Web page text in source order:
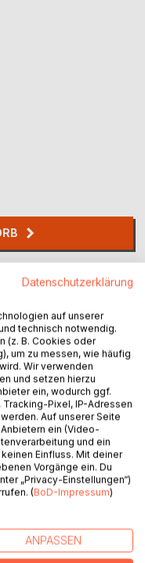
en transcriberen van
en
De
& tools en
Datenschutzerklärung
auf unserer
technisch notwendig.
(z. B. Cookies oder
um zu messen, wie häufig
Wir verwenden
und setzen hierzu
ein, wodurch ggf.
Pixel, IP-Adressen
Auf unserer Seite
ein (Video-
und ein
Einfluss. Mit deiner
Vorgänge ein. Du
„Privacy-Einstellungen“)
(BoD-Impressum)
ANPASSEN